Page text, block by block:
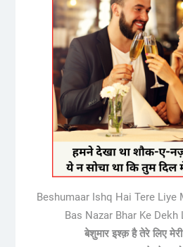
Beshumaar Ishq Hai Tere Liye
Bas Nazar Bhar Ke Dekh
बेशुमार इश्क़ है तेरे लिए